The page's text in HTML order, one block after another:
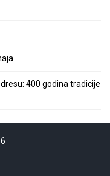
400 godina tradicije